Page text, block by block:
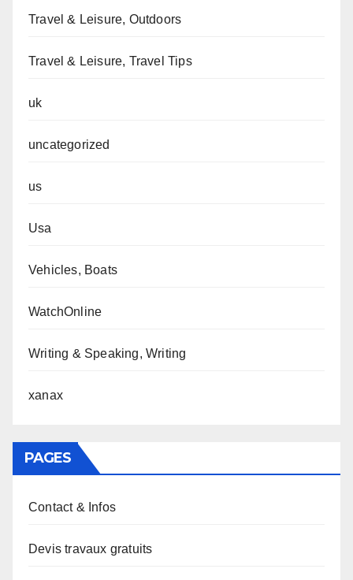
Travel & Leisure, Outdoors
Travel & Leisure, Travel Tips
uk
uncategorized
us
Usa
Vehicles, Boats
WatchOnline
Writing & Speaking, Writing
xanax
PAGES
Contact & Infos
Devis travaux gratuits